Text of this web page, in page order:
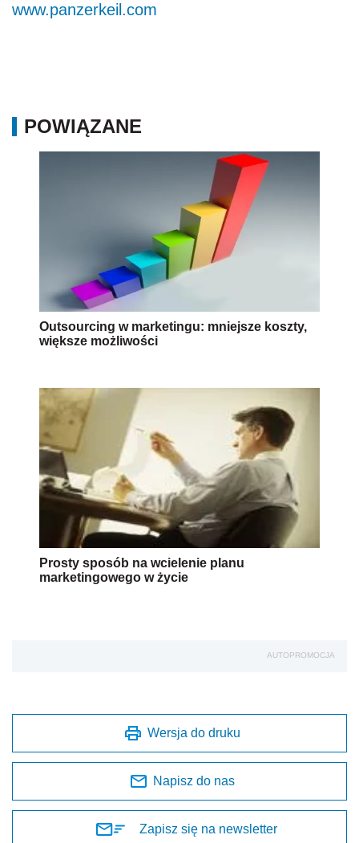
www.panzerkeil.com
POWIĄZANE
Outsourcing w marketingu: mniejsze koszty,
większe możliwości
Prosty sposób na wcielenie planu
marketingowego w życie
AUTOPROMOCJA
Wersja do druku
Napisz do nas
Zapisz się na newsletter